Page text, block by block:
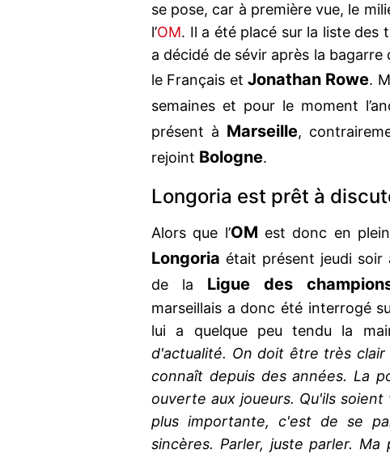
se pose, car à première vue, le
l’OM. Il a été placé sur la liste des
a décidé de sévir après la
le Français et Jonathan Rowe.
semaines et pour le moment
présent à Marseille,
rejoint Bologne.
Longoria est prêt à
Alors que l’OM est donc en
Longoria était présent jeudi soir
de la Ligue des
marseillais a donc été interrogé
lui a quelque peu tendu la
d'actualité. On doit être très
connaît depuis des années. La
ouverte aux joueurs. Qu'ils
plus importante, c'est de se
sincères. Parler, juste parler.